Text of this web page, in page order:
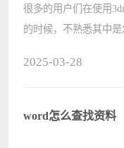
很多的用户们在使用
的时候，不熟悉其中是
中选择样条线→矩形工
2025-03-28
word怎么查找资料